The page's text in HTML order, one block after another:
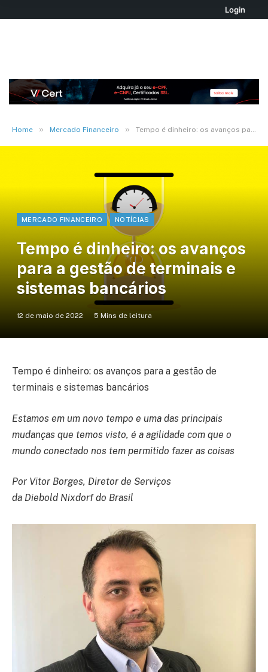
Login
Home » Mercado Financeiro » Tempo é dinheiro: os avanços para a gestão de terminais e sistemas bancários
MERCADO FINANCEIRO NOTÍCIAS
Tempo é dinheiro: os avanços
para a gestão de terminais e
sistemas bancários
12 de maio de 2022 5 Mins de leitura
Tempo é dinheiro: os avanços para a gestão de
terminais e sistemas bancários
Estamos em um novo tempo e uma das principais
mudanças que temos visto, é a agilidade com que o
mundo conectado nos tem permitido fazer as coisas
Por Vitor Borges, Diretor de Serviços
da Diebold Nixdorf do Brasil